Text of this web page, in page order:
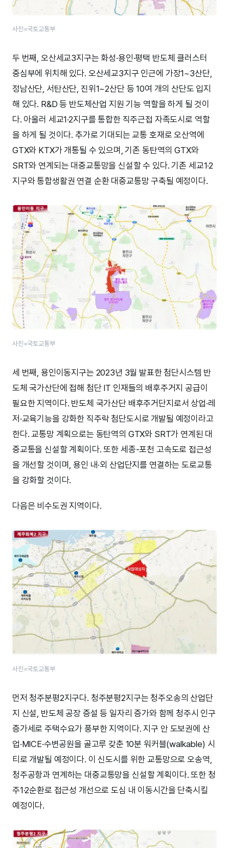
사진=국토교통부
두 번째, 오산세교3지구는 화성·용인·평택 반도체 클러스터
중심부에 위치해 있다. 오산세교3지구 인근에 가장1~3산단,
정남산단, 서탄산단, 진위1~2산단 등 10여 개의 산단도 입지
해 있다. R&D 등 반도체산업 지원 기능 역할을 하게 될 것이
다. 아울러 세교1·2지구를 통합한 직주근접 자족도시로 역할
을 하게 될 것이다. 추가로 기대되는 교통 호재로 오산역에
GTX와 KTX가 개통될 수 있으며, 기존 동탄역의 GTX와
SRT와 연계되는 대중교통망을 신설할 수 있다. 기존 세교1·2
지구와 통합생활권 연결 순환 대중교통망 구축될 예정이다.
사진=국토교통부
세 번째, 용인이동지구는 2023년 3월 발표한 첨단시스템 반
도체 국가산단에 접해 첨단 IT 인재들의 배후주거지 공급이
필요한 지역이다. 반도체 국가산단 배후주거단지로서 상업·레
저·교육기능을 강화한 직주락 첨단도시로 개발될 예정이라고
한다. 교통망 계획으로는 동탄역의 GTX와 SRT가 연계된 대
중교통을 신설할 계획이다. 또한 세종-포천 고속도로 접근성
을 개선할 것이며, 용인 내·외 산업단지를 연결하는 도로교통
을 강화할 것이다.
다음은 비수도권 지역이다.
사진=국토교통부
먼저 청주분평2지구다. 청주분평2지구는 청주오송의 산업단
지 신설, 반도체 공장 증설 등 일자리 증가와 함께 청주시 인구
증가세로 주택수요가 풍부한 지역이다. 지구 안 도보권에 산
업·MICE·수변공원을 골고루 갖춘 10분 워커블(walkable) 시
티로 개발될 예정이다. 이 신도시를 위한 교통망으로 오송역,
청주공항과 연계하는 대중교통망을 신설할 계획이다. 또한 청
주1·2순환로 접근성 개선으로 도심 내 이동시간을 단축시킬
예정이다.